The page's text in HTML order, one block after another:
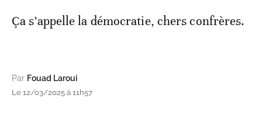
Ça s’appelle la démocratie, chers confrères.
Par Fouad Laroui
Le 12/03/2025 à 11h57